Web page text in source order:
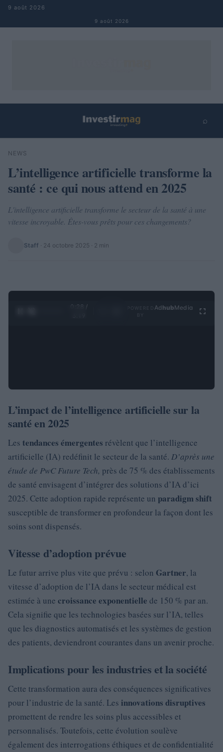
Aller au contenu
9 août 2026
9 août 2026
⌕
Rechercher
NEWS
L’intelligence artificielle transforme la
santé : ce qui nous attend en 2025
L'intelligence artificielle transforme le secteur de la santé à une
vitesse incroyable. Êtes-vous prêts pour ces changements?
Staff · 24 octobre 2025 · 2 min
0:29 /
Ad hubMedia
L’impact de l’intelligence artificielle sur la
santé en 2025
Les tendances émergentes révèlent que l’intelligence
artificielle (IA) redéfinit le secteur de la santé. D’après une
étude de PwC Future Tech, près de 75 % des établissements
de santé envisagent d’intégrer des solutions d’IA d’ici
2025. Cette adoption rapide représente un paradigm shift
susceptible de transformer en profondeur la façon dont les
soins sont dispensés.
Vitesse d’adoption prévue
Le futur arrive plus vite que prévu : selon Gartner, la
vitesse d’adoption de l’IA dans le secteur médical est
estimée à une croissance exponentielle de 150 % par an.
Cela signifie que les technologies basées sur l’IA, telles
que les diagnostics automatisés et les systèmes de gestion
des patients, deviendront courantes dans un avenir proche.
Implications pour les industries et la société
Cette transformation aura des conséquences significatives
pour l’industrie de la santé. Les innovations disruptives
promettent de rendre les soins plus accessibles et
personnalisés. Toutefois, cette évolution soulève
également des interrogations éthiques et de confidentialité